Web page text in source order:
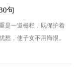
句
是一道栅栏，既保护着
愁，使子女不用悔恨。